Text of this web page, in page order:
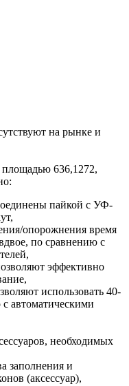
на рынке и
636,1272,
пайкой с УФ-
опорожнения время
по сравнению с
эффективно
использовать 40-
автоматическими
необходимых
заполнения и
(аксессуар),